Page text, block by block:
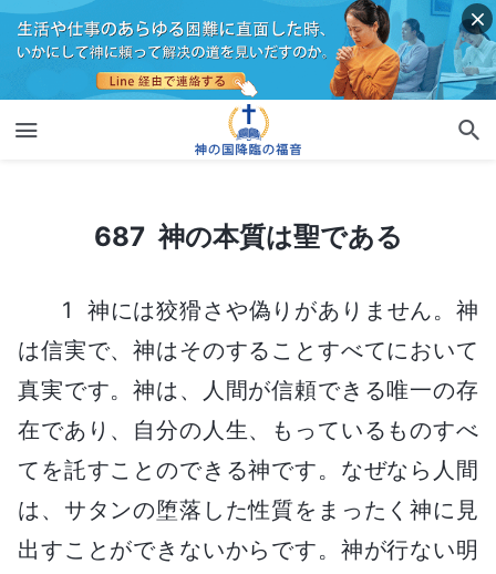
687 神の本質は聖である
1 神には狡猾さや偽りがありません。神
は信実で、神はそのすることすべてにおいて
真実です。神は、人間が信頼できる唯一の存
在であり、自分の人生、もっているものすべ
てを託すことのできる神です。なぜなら人間
は、サタンの堕落した性質をまったく神に見
出すことができないからです。神が行ない明